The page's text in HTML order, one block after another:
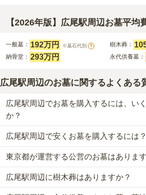
【2026年版】広尾駅周辺お墓平均
一般墓： 192万円 ※墓石代別 ? 樹木葬：
納骨堂： 293万円 永代供養墓：
広尾駅周辺のお墓に関するよくある
広尾駅周辺でお墓を購入するには、い
か？
広尾駅周辺での購入費用の目安は、一般墓が
約105万円、納骨堂が約293万円、永代供養
一般墓を建てる場合は、「永代使用料（土地
2つが主な費用となります。
広尾駅周辺の一般墓の永代使用料の平均は
広尾駅周辺で安くお墓を購入するには？
広尾駅周辺で一番安価なお墓は、浄土真宗
供養堂「聖樹」の永代供養墓で、8万円から
一般的に最も費用を抑えられるのは、他の方
する「合祀墓（ごうしぼ）」と呼ばれるタイ
東京都が運営する公営のお墓はありま
広尾駅周辺には、公営の霊園の掲載がありま
一方で、東京都内には、県または市区町村が
広尾駅周辺に樹木葬はありますか？